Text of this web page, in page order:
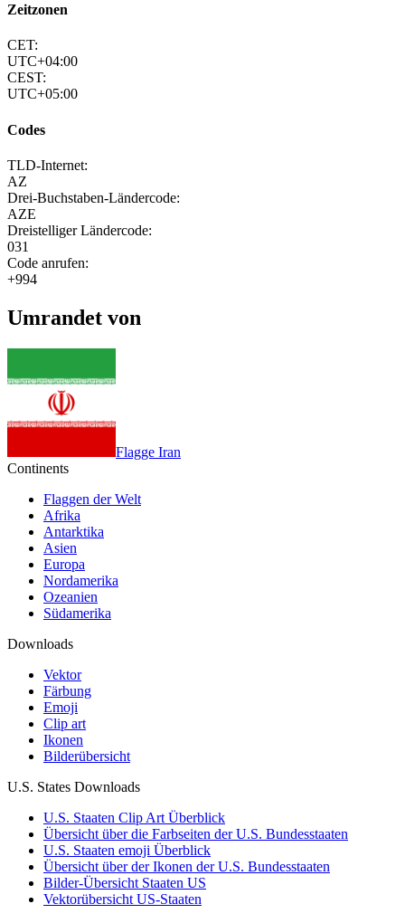
Zeitzonen
CET:
UTC+04:00
CEST:
UTC+05:00
Codes
TLD-Internet:
AZ
Drei-Buchstaben-Ländercode:
AZE
Dreistelliger Ländercode:
031
Code anrufen:
+994
Umrandet von
Flagge Iran
Continents
Flaggen der Welt
Afrika
Antarktika
Asien
Europa
Nordamerika
Ozeanien
Südamerika
Downloads
Vektor
Färbung
Emoji
Clip art
Ikonen
Bilderübersicht
U.S. States Downloads
U.S. Staaten Clip Art Überblick
Übersicht über die Farbseiten der U.S. Bundesstaaten
U.S. Staaten emoji Überblick
Übersicht über der Ikonen der U.S. Bundesstaaten
Bilder-Übersicht Staaten US
Vektorübersicht US-Staaten